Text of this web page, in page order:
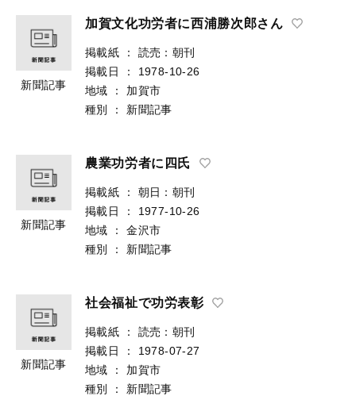
新聞記事
加賀文化功労者に西浦勝次郎さん
掲載紙 ：
読売：朝刊
掲載日
：
1978-10-26
地域
：
加賀市
種別
： 新聞記事
新聞記事
農業功労者に四氏
掲載紙 ：
朝日：朝刊
掲載日
：
1977-10-26
地域
：
金沢市
種別
： 新聞記事
新聞記事
社会福祉で功労表彰
掲載紙 ：
読売：朝刊
掲載日
：
1978-07-27
地域
：
加賀市
種別
： 新聞記事